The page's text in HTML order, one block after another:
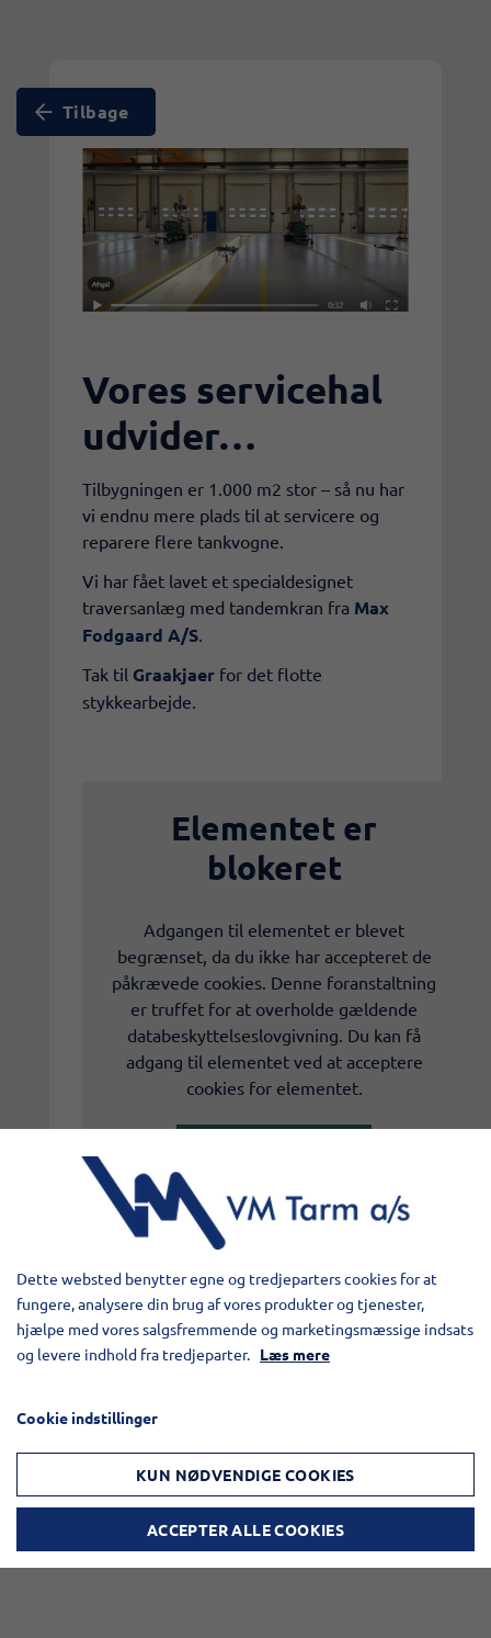
Tilbage
Vores servicehal
udvider…
Tilbygningen er 1.000 m2 stor – så nu har
vi endnu mere plads til at servicere og
reparere flere tankvogne.
Vi har fået lavet et specialdesignet
traversanlæg med tandemkran fra Max
Fodgaard A/S
Tak til Graakjaer for det flotte
stykkearbejde.
Elementet er
blokeret
Adgangen til elementet er blevet
begrænset, da du ikke har accepteret de
påkrævede cookies. Denne foranstaltning
er truffet for at overholde gældende
databeskyttelseslovgivning. Du kan få
adgang til elementet ved at acceptere
cookies for elementet.
LÆS MERE OM COOKIES
Dette websted benytter egne og tredjeparters cookies for at
fungere, analysere din brug af vores produkter og tjenester,
hjælpe med vores salgsfremmende og marketingsmæssige indsats
og levere indhold fra tredjeparter. Læs mere
Cookie indstillinger
KUN NØDVENDIGE COOKIES
ACCEPTER ALLE COOKIES